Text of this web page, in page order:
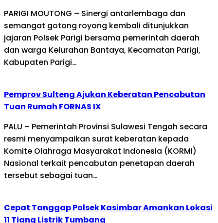
PARIGI MOUTONG – Sinergi antarlembaga dan
semangat gotong royong kembali ditunjukkan
jajaran Polsek Parigi bersama pemerintah daerah
dan warga Kelurahan Bantaya, Kecamatan Parigi,
Kabupaten Parigi…
Pemprov Sulteng Ajukan Keberatan Pencabutan
Tuan Rumah FORNAS IX
PALU – Pemerintah Provinsi Sulawesi Tengah secara
resmi menyampaikan surat keberatan kepada
Komite Olahraga Masyarakat Indonesia (KORMI)
Nasional terkait pencabutan penetapan daerah
tersebut sebagai tuan…
Cepat Tanggap Polsek Kasimbar Amankan Lokasi
11 Tiang Listrik Tumbang